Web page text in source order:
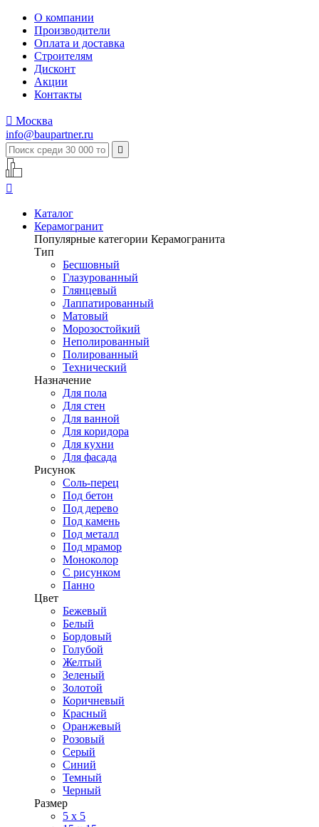
О компании
Производители
Оплата и доставка
Строителям
Дисконт
Акции
Контакты
 Москва
info@baupartner.ru


Каталог
Керамогранит
Популярные категории Керамогранита
Тип
Бесшовный
Глазурованный
Глянцевый
Лаппатированный
Матовый
Морозостойкий
Неполированный
Полированный
Технический
Назначение
Для пола
Для стен
Для ванной
Для коридора
Для кухни
Для фасада
Рисунок
Соль-перец
Под бетон
Под дерево
Под камень
Под металл
Под мрамор
Моноколор
С рисунком
Панно
Цвет
Бежевый
Белый
Бордовый
Голубой
Желтый
Зеленый
Золотой
Коричневый
Красный
Оранжевый
Розовый
Серый
Синий
Темный
Черный
Размер
5 x 5